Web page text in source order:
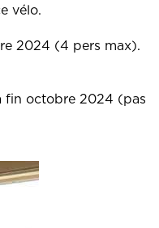
vélo.
2024 (4 pers max).
fin octobre 2024 (pas